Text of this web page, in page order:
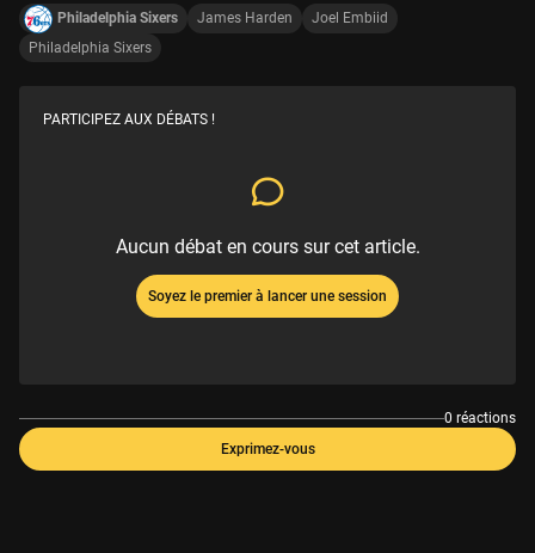
Philadelphia Sixers James Harden
Joel Embiid
Philadelphia Sixers
PARTICIPEZ AUX DÉBATS !
Aucun débat en cours sur cet article.
Soyez le premier à lancer une session
0 réactions
Exprimez-vous